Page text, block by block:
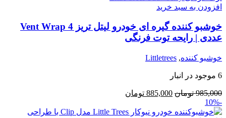
افزودن به سبد خرید
خوشبو کننده گیره ای خودرو لیتل تریز Vent Wrap 4
عددی | رایحه توت فرنگی
خوشبو کننده,
Littletrees
6 موجود در انبار
985,000 تومان قیمت
985,000 تومان
885,000 تومان
885,000 تومان.
-10%